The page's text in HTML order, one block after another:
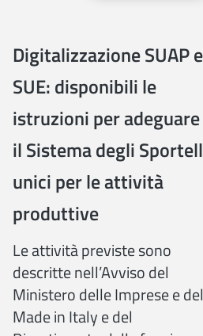
Digitalizzazione SUAP e
SUE: disponibili le
istruzioni per adeguare
il Sistema degli
unici per le attività
produttive
Le attività previste sono
descritte nell’Avviso del
Ministero delle Imprese e del
Made in Italy e del